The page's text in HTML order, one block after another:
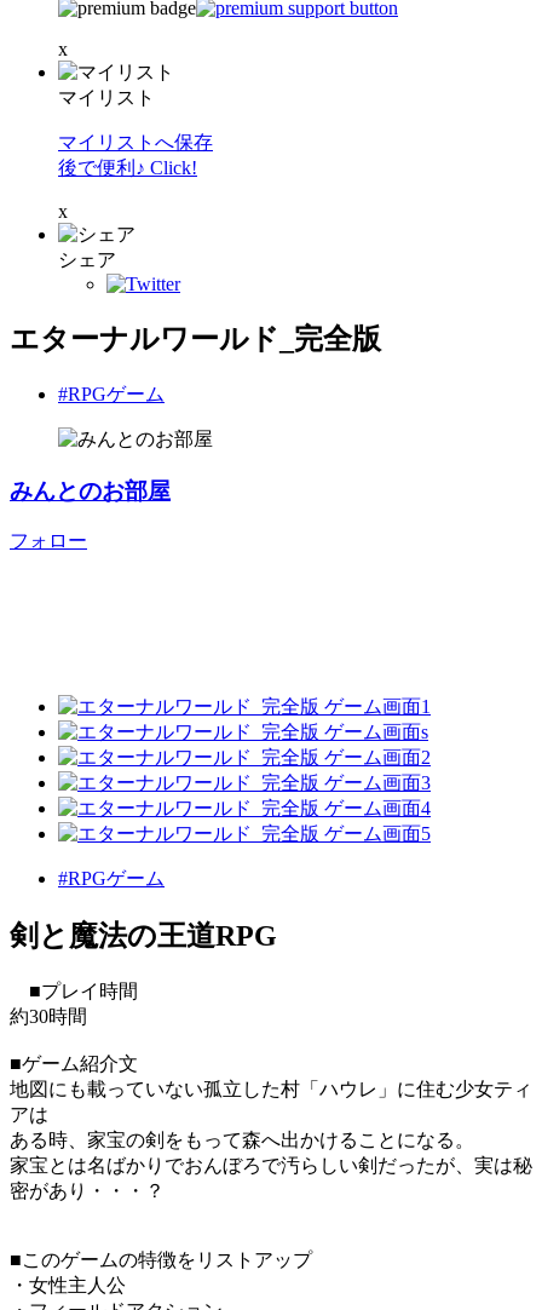
x
マイリスト
マイリストへ保存
後で便利♪ Click!
x
シェア
エターナルワールド_完全版
#RPGゲーム
みんとのお部屋
フォロー
#RPGゲーム
剣と魔法の王道RPG
■プレイ時間
約30時間
■ゲーム紹介文
地図にも載っていない孤立した村「ハウレ」に住む少女ティ
アは
ある時、家宝の剣をもって森へ出かけることになる。
家宝とは名ばかりでおんぼろで汚らしい剣だったが、実は秘
密があり・・・？
■このゲームの特徴をリストアップ
・女性主人公